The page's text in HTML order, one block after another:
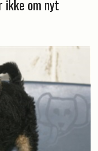
ikke om nyt